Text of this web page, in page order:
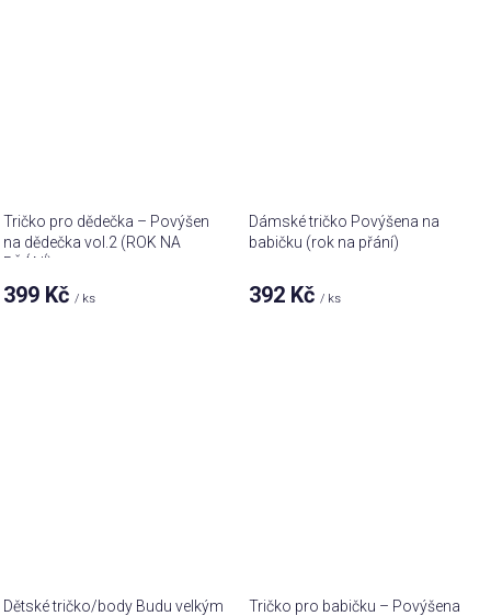
Tričko pro dědečka – Povýšen
na dědečka vol.2 (ROK NA
PŘÁNÍ)
399 Kč/ ks
Dámské tričko Povýšena na
babičku (rok na přání)
392 Kč/ ks
Dětské tričko/body Budu velkým
Tričko pro babičku – Povýšena